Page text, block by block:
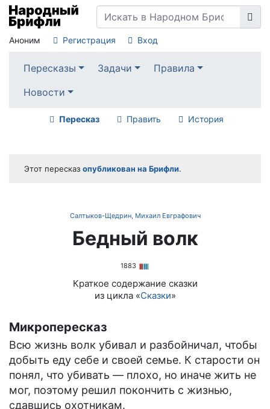
Аноним Регистрация Вход
Пересказы Задачи
Правила
Новости
Пересказ Править История
Этот пересказ опубликован на Брифли.
Салтыков-Щедрин, Михаил Евграфович
Бедный волк
1883
Краткое содержание сказки
из цикла «Сказки»
Микропересказ
Всю жизнь волк убивал и разбойничал, чтобы
добыть еду себе и своей семье. К старости он
понял, что убивать — плохо, но иначе жить не
мог, поэтому решил покончить с жизнью,
сдавшись охотникам.